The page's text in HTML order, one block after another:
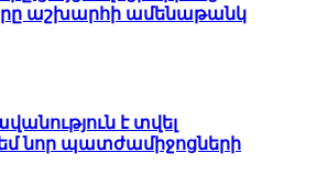
աշխարհի ամենաթանկ
է տվել
նոր պատժամիջոցների